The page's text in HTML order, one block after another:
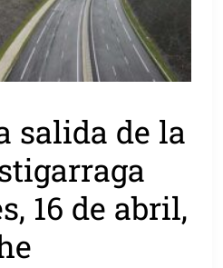
salida de la
16 de abril,